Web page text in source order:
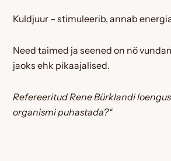
Kuldjuur – stimuleerib, annab
Need taimed ja seened on nö
jaoks ehk pikaajalised.
Refereeritud Rene Bürklandi
organismi puhastada?“